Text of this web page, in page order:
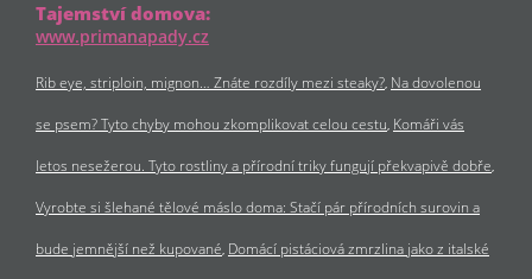
Tajemství domova:
www.primanapady.cz
Rib eye, striploin, mignon… Znáte rozdíly mezi steaky? Na dovolenou
se psem? Tyto chyby mohou zkomplikovat celou cestu Komáři vás
letos nesežerou. Tyto rostliny a přírodní triky fungují překvapivě dobře
Vyrobte si šlehané tělové máslo doma: Stačí pár přírodních surovin a
bude jemnější než kupované Domácí pistáciová zmrzlina jako z italské